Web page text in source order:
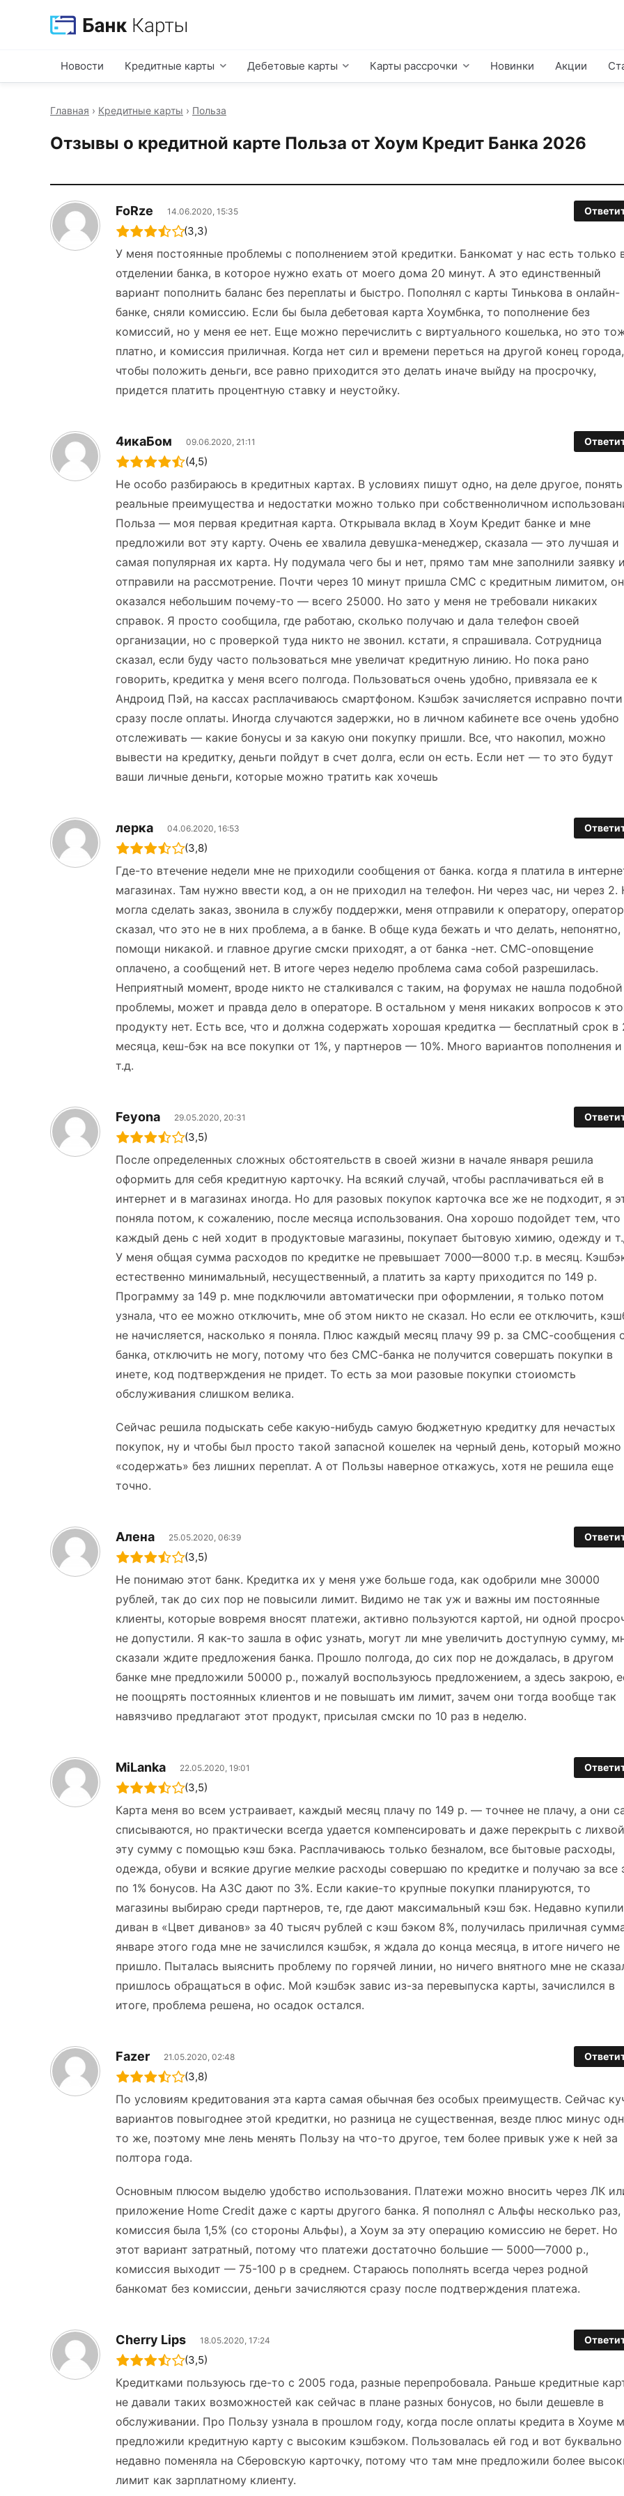
Новости Кредитные карты Дебетовые карты Карты рассрочки Новинки Акции
Главная › Кредитные карты › Польза
Отзывы о кредитной карте Польза от Хоум Кредит Банка 2026
FoRze 14.06.2020, 15:35
(3,3)
У меня постоянные проблемы с пополнением этой кредитки. Банкомат у нас есть только
отделении банка, в которое нужно ехать от моего дома 20 минут. А это единственный
вариант пополнить баланс без переплаты и быстро. Пополнял с карты Тинькова в онлайн-
банке, сняли комиссию. Если бы была дебетовая карта Хоумбнка, то пополнение без
комиссий, но у меня ее нет. Еще можно перечислить с виртуального кошелька, но это
платно, и комиссия приличная. Когда нет сил и времени переться на другой конец города,
чтобы положить деньги, все равно приходится это делать иначе выйду на просрочку,
придется платить процентную ставку и неустойку.
4икаБом 09.06.2020, 21:11
(4,5)
Не особо разбираюсь в кредитных картах. В условиях пишут одно, на деле другое, понять
реальные преимущества и недостатки можно только при собственноличном
Польза — моя первая кредитная карта. Открывала вклад в Хоум Кредит банке и мне
предложили вот эту карту. Очень ее хвалила девушка-менеджер, сказала — это лучшая и
самая популярная их карта. Ну подумала чего бы и нет, прямо там мне заполнили заявку и
отправили на рассмотрение. Почти через 10 минут пришла СМС с кредитным лимитом, он
оказался небольшим почему-то — всего 25000. Но зато у меня не требовали никаких
справок. Я просто сообщила, где работаю, сколько получаю и дала телефон своей
организации, но с проверкой туда никто не звонил. кстати, я спрашивала. Сотрудница
сказал, если буду часто пользоваться мне увеличат кредитную линию. Но пока рано
говорить, кредитка у меня всего полгода. Пользоваться очень удобно, привязала ее к
Андроид Пэй, на кассах расплачиваюсь смартфоном. Кэшбэк зачисляется исправно почти
сразу после оплаты. Иногда случаются задержки, но в личном кабинете все очень удобно
отслеживать — какие бонусы и за какую они покупку пришли. Все, что накопил, можно
вывести на кредитку, деньги пойдут в счет долга, если он есть. Если нет — то это будут
ваши личные деньги, которые можно тратить как хочешь
лерка 04.06.2020, 16:53
(3,8)
Где-то втечение недели мне не приходили сообщения от банка. когда я платила в
магазинах. Там нужно ввести код, а он не приходил на телефон. Ни через час, ни через 2.
могла сделать заказ, звонила в службу поддержки, меня отправили к оператору, оператор
сказал, что это не в них проблема, а в банке. В обще куда бежать и что делать, непонятно,
помощи никакой. и главное другие смски приходят, а от банка -нет. СМС-оповщение
оплачено, а сообщений нет. В итоге через неделю проблема сама собой разрешилась.
Неприятный момент, вроде никто не сталкивался с таким, на форумах не нашла подобной
проблемы, может и правда дело в операторе. В остальном у меня никаких вопросов к
продукту нет. Есть все, что и должна содержать хорошая кредитка — бесплатный срок в
месяца, кеш-бэк на все покупки от 1%, у партнеров — 10%. Много вариантов пополнения и
т.д.
Feyona 29.05.2020, 20:31
(3,5)
После определенных сложных обстоятельств в своей жизни в начале января решила
оформить для себя кредитную карточку. На всякий случай, чтобы расплачиваться ей в
интернет и в магазинах иногда. Но для разовых покупок карточка все же не подходит, я
поняла потом, к сожалению, после месяца использования. Она хорошо подойдет тем, что
каждый день с ней ходит в продуктовые магазины, покупает бытовую химию, одежду и
У меня общая сумма расходов по кредитке не превышает 7000—8000 т.р. в месяц.
естественно минимальный, несущественный, а платить за карту приходится по 149 р.
Программу за 149 р. мне подключили автоматически при оформлении, я только потом
узнала, что ее можно отключить, мне об этом никто не сказал. Но если ее отключить,
не начисляется, насколько я поняла. Плюс каждый месяц плачу 99 р. за СМС-сообщения
банка, отключить не могу, потому что без СМС-банка не получится совершать покупки в
инете, код подтверждения не придет. То есть за мои разовые покупки стоиомсть
обслуживания слишком велика.
Сейчас решила подыскать себе какую-нибудь самую бюджетную кредитку для нечастых
покупок, ну и чтобы был просто такой запасной кошелек на черный день, который можно
«содержать» без лишних переплат. А от Пользы наверное откажусь, хотя не решила еще
точно.
Алена 25.05.2020, 06:39
(3,5)
Не понимаю этот банк. Кредитка их у меня уже больше года, как одобрили мне 30000
рублей, так до сих пор не повысили лимит. Видимо не так уж и важны им постоянные
клиенты, которые вовремя вносят платежи, активно пользуются картой, ни одной
не допустили. Я как-то зашла в офис узнать, могут ли мне увеличить доступную сумму,
сказали ждите предложения банка. Прошло полгода, до сих пор не дождалась, в другом
банке мне предложили 50000 р., пожалуй воспользуюсь предложением, а здесь закрою,
не поощрять постоянных клиентов и не повышать им лимит, зачем они тогда вообще так
навязчиво предлагают этот продукт, присылая смски по 10 раз в неделю.
MiLanka 22.05.2020, 19:01
(3,5)
Карта меня во всем устраивает, каждый месяц плачу по 149 р. — точнее не плачу, а они
списываются, но практически всегда удается компенсировать и даже перекрыть с лихвой
эту сумму с помощью кэш бэка. Расплачиваюсь только безналом, все бытовые расходы,
одежда, обуви и всякие другие мелкие расходы совершаю по кредитке и получаю за все
по 1% бонусов. На АЗС дают по 3%. Если какие-то крупные покупки планируются, то
магазины выбираю среди партнеров, те, где дают максимальный кэш бэк. Недавно купили
диван в «Цвет диванов» за 40 тысяч рублей с кэш бэком 8%, получилась приличная
январе этого года мне не зачислился кэшбэк, я ждала до конца месяца, в итоге ничего не
пришло. Пыталась выяснить проблему по горячей линии, но ничего внятного мне не
пришлось обращаться в офис. Мой кэшбэк завис из-за перевыпуска карты, зачислился в
итоге, проблема решена, но осадок остался.
Fazer 21.05.2020, 02:48
(3,8)
По условиям кредитования эта карта самая обычная без особых преимуществ. Сейчас
вариантов повыгоднее этой кредитки, но разница не существенная, везде плюс минус
то же, поэтому мне лень менять Пользу на что-то другое, тем более привык уже к ней за
полтора года.
Основным плюсом выделю удобство использования. Платежи можно вносить через ЛК
приложение Home Credit даже с карты другого банка. Я пополнял с Альфы несколько раз,
комиссия была 1,5% (со стороны Альфы), а Хоум за эту операцию комиссию не берет. Но
этот вариант затратный, потому что платежи достаточно большие — 5000—7000 р.,
комиссия выходит — 75-100 р в среднем. Стараюсь пополнять всегда через родной
банкомат без комиссии, деньги зачисляются сразу после подтверждения платежа.
Cherry Lips 18.05.2020, 17:24
(3,5)
Кредитками пользуюсь где-то с 2005 года, разные перепробовала. Раньше кредитные
не давали таких возможностей как сейчас в плане разных бонусов, но были дешевле в
обслуживании. Про Пользу узнала в прошлом году, когда после оплаты кредита в Хоуме
предложили кредитную карту с высоким кэшбэком. Пользовалась ей год и вот буквально
недавно поменяла на Сберовскую карточку, потому что там мне предложили более
лимит как зарплатному клиенту.